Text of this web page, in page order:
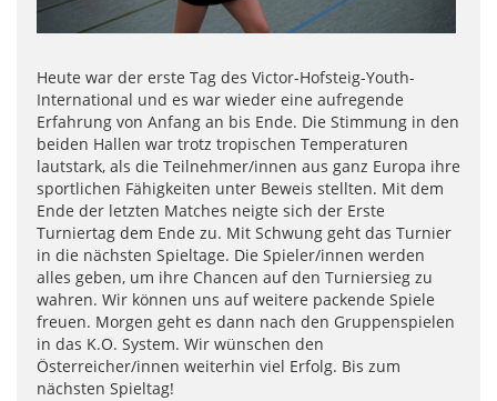
Heute war der erste Tag des Victor-Hofsteig-Youth-
International und es war wieder eine aufregende
Erfahrung von Anfang an bis Ende. Die Stimmung in den
beiden Hallen war trotz tropischen Temperaturen
lautstark, als die Teilnehmer/innen aus ganz Europa ihre
sportlichen Fähigkeiten unter Beweis stellten. Mit dem
Ende der letzten Matches neigte sich der Erste
Turniertag dem Ende zu. Mit Schwung geht das Turnier
in die nächsten Spieltage. Die Spieler/innen werden
alles geben, um ihre Chancen auf den Turniersieg zu
wahren. Wir können uns auf weitere packende Spiele
freuen. Morgen geht es dann nach den Gruppenspielen
in das K.O. System. Wir wünschen den
Österreicher/innen weiterhin viel Erfolg. Bis zum
nächsten Spieltag!